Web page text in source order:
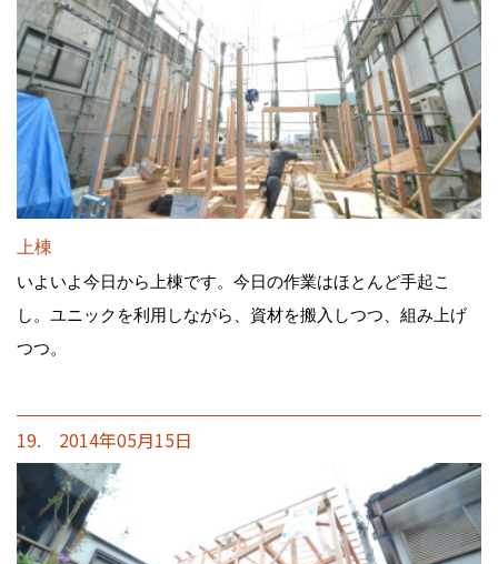
上棟
いよいよ今日から上棟です。今日の作業はほとんど手起こ
し。ユニックを利用しながら、資材を搬入しつつ、組み上げ
つつ。
19. 2014年05月15日